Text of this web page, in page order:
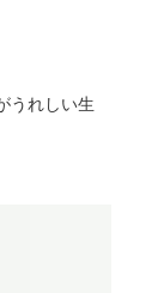
うれしい生